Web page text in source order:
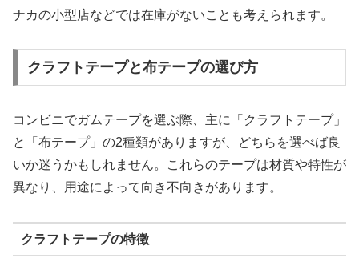
ナカの小型店などでは在庫がないことも考えられます。
クラフトテープと布テープの選び方
コンビニでガムテープを選ぶ際、主に「クラフトテープ」
と「布テープ」の2種類がありますが、どちらを選べば良
いか迷うかもしれません。これらのテープは材質や特性が
異なり、用途によって向き不向きがあります。
クラフトテープの特徴